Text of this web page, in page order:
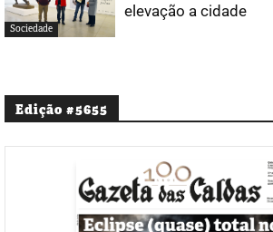
Sociedade
elevação a cidade
Edição #5655